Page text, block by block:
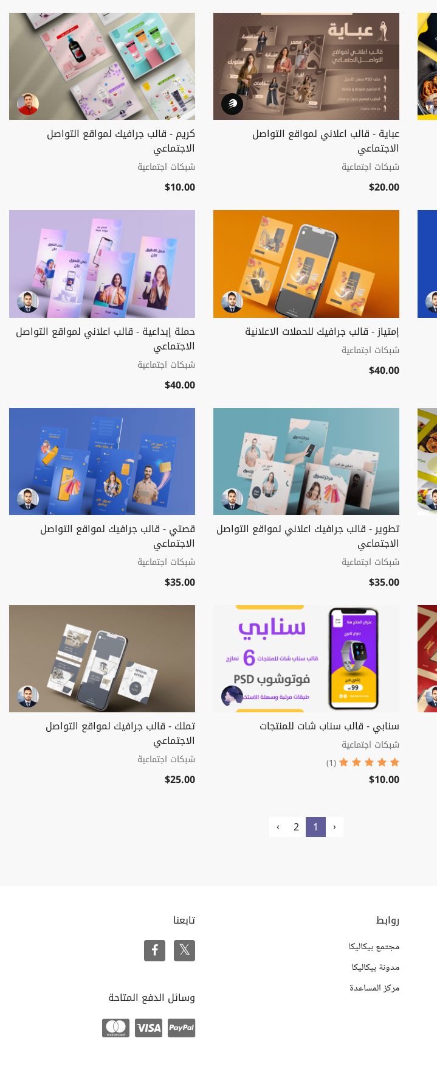
عباية - قالب اعلاني لمواقع التواصل
الاجتماعي
شبكات اجتماعية
$20.00
كريم - قالب جرافيك لمواقع التواصل
الاجتماعي
شبكات اجتماعية
$10.00
إمتياز - قالب جرافيك للحملات الاعلانية
شبكات اجتماعية
$40.00
حملة إبداعية - قالب اعلاني لمواقع التواصل
الاجتماعي
شبكات اجتماعية
$40.00
تطوير - قالب جرافيك اعلاني لمواقع التواصل
الاجتماعي
شبكات اجتماعية
$35.00
قصتي - قالب جرافيك لمواقع التواصل
الاجتماعي
شبكات اجتماعية
$35.00
سنابي - قالب سناب شات للمنتجات
شبكات اجتماعية
(1)
$10.00
تملك - قالب جرافيك لمواقع التواصل
الاجتماعي
شبكات اجتماعية
$25.00
‹
1
2
›
روابط
مجتمع بيكاليكا
مدونة بيكاليكا
مركز المساعدة
تابعنا
وسائل الدفع المتاحة